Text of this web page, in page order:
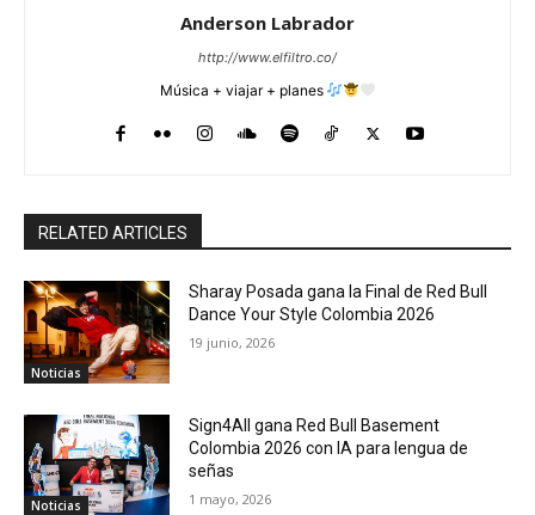
Anderson Labrador
http://www.elfiltro.co/
Música + viajar + planes
RELATED ARTICLES
Noticias
Sharay Posada gana la Final de Red Bull
Dance Your Style Colombia 2026
19 junio, 2026
Noticias
Sign4All gana Red Bull Basement
Colombia 2026 con IA para lengua de
señas
1 mayo, 2026